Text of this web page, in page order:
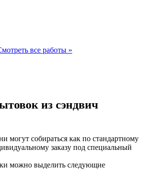
все работы »
из сэндвич
могут собираться как по стандартному
заказу под специальный
можно выделить следующие